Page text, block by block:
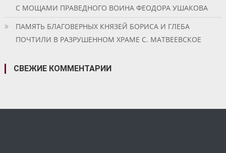
С МОЩАМИ ПРАВЕДНОГО ВОИНА ФЕОДОРА УШАКОВА
ПАМЯТЬ БЛАГОВЕРНЫХ КНЯЗЕЙ БОРИСА И ГЛЕБА
ПОЧТИЛИ В РАЗРУШЕННОМ ХРАМЕ С. МАТВЕЕВСКОЕ
СВЕЖИЕ КОММЕНТАРИИ